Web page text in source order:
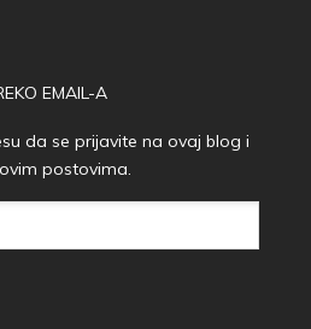
EMAIL-A
da se prijavite na ovaj blog i
postovima.